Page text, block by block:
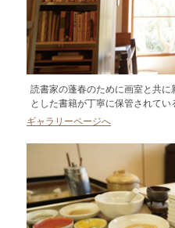
読書家の蓬春のために画室と共
とした書籍が丁寧に保管されてい
ギャラリーページへ